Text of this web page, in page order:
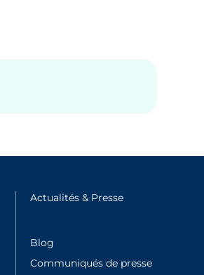
Actualités & Presse
Blog
Communiqués de presse